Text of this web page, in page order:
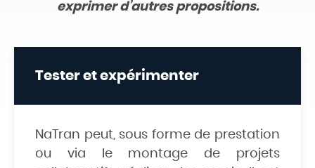
exprimer d’autres propositions.
Tester et expérimenter
NaTran peut, sous forme de prestation
ou via le montage de projets